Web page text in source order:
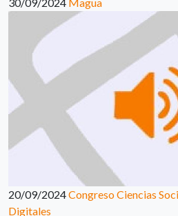
20/09/2024Congreso Ciencias
Digitales